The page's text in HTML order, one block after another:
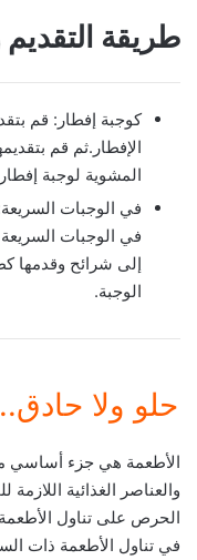
طريقة
كوجبة إفطار: قم
الإفطار.ثم قم
المشوية لوجبة
في الوجبات
في الوجبات
إلى شرائح وقدمها
الوجبة.
حلو ولا
الأطعمة هي جزء أساسي
والعناصر الغذائية
الحرص على تناول
في تناول الأطعمة ذات